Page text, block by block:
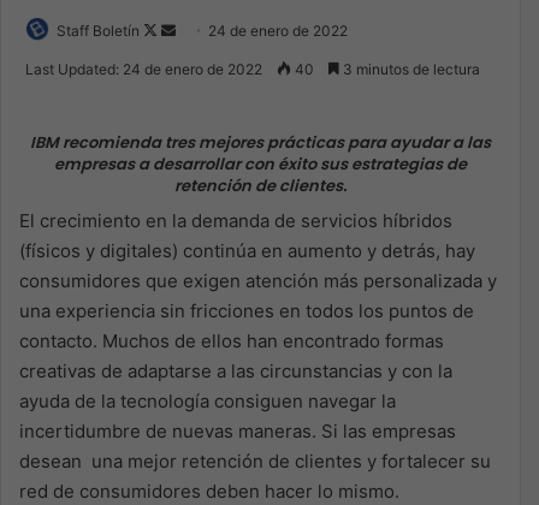
Staff Boletín
Follow
Send 24 de enero de 2022
Last Updated: 24 de enero de 2022 40 3 minutos de lectura
IBM recomienda tres mejores prácticas para ayudar a las
empresas a desarrollar con éxito sus estrategias de
retención de clientes.
El crecimiento en la demanda de servicios híbridos
(físicos y digitales) continúa en aumento y detrás, hay
consumidores que exigen atención más personalizada y
una experiencia sin fricciones en todos los puntos de
contacto. Muchos de ellos han encontrado formas
creativas de adaptarse a las circunstancias y con la
ayuda de la tecnología consiguen navegar la
incertidumbre de nuevas maneras. Si las empresas
desean una mejor retención de clientes y fortalecer su
red de consumidores deben hacer lo mismo.